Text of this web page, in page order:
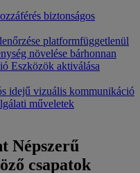
biztonságos
platformfüggetlenül
növelése bárhonnan
Eszközök aktiválása
idejű vizuális kommunikáció
műveletek
Népszerű
csapatok